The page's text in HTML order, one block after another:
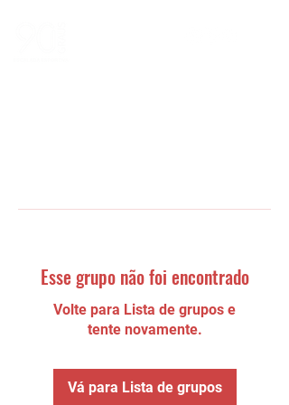
Esse grupo não foi encontrado
Volte para Lista de grupos e
tente novamente.
Vá para Lista de grupos